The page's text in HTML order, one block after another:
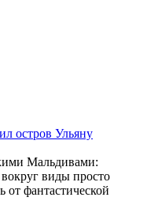
остров Ульяну
Мальдивами:
виды просто
от фантастической